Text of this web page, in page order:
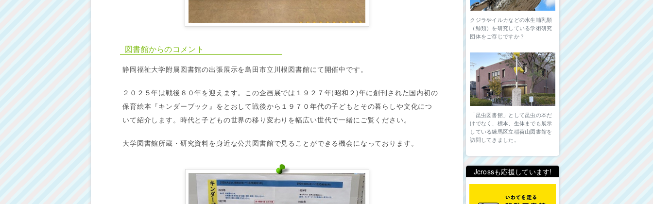
図書館からのコメント
静岡福祉大学附属図書館の出張展示を島田市立川根図書館にて開催中です。
２０２５年は戦後８０年を迎えます。この企画展では１９２７年(昭和２)年に創刊された国内初の
保育絵本『キンダーブック』をとおして戦後から１９７０年代の子どもとその暮らしや文化につ
いて紹介します。時代と子どもの世界の移り変わりを幅広い世代で一緒にご覧ください。
大学図書館所蔵・研究資料を身近な公共図書館で見ることができる機会になっております。
クジラやイルカなどの水生哺乳類
（鯨類）を研究している学術研究
団体をご存じですか？
「昆虫図書館」として昆虫の本だ
けでなく、標本、生体までも展示
している練馬区立稲荷山図書館を
訪問してきました。
Jcrossも応援しています!